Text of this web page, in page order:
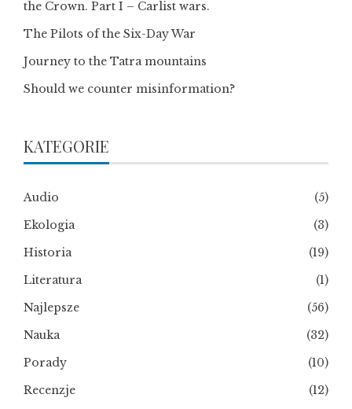
the Crown. Part I – Carlist wars.
The Pilots of the Six-Day War
Journey to the Tatra mountains
Should we counter misinformation?
KATEGORIE
Audio
(5)
Ekologia
(3)
Historia
(19)
Literatura
(1)
Najlepsze
(56)
Nauka
(32)
Porady
(10)
Recenzje
(12)